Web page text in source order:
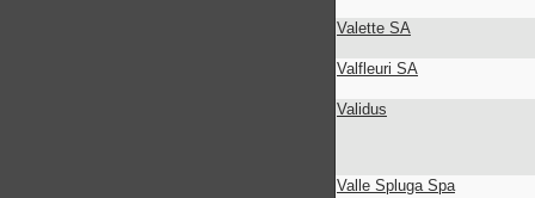
Valette SA
Valfleuri SA
Validus
Valle Spluga Spa